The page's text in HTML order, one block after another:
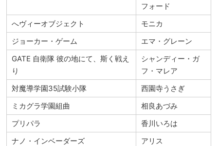
フォード
へヴィーオブジェクト
モニカ
ジョーカー・ゲーム
エマ・グレーン
GATE 自衛隊 彼の地にて、斯く戦え
り
シャンディー・ガ
フ・マレア
対魔導学園35試験小隊
西園寺うさぎ
ミカグラ学園組曲
相良あづみ
プリパラ
香川いろは
ナノ・インベーダーズ
アリス